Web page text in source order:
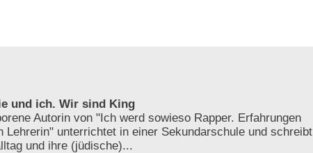
und ich. Wir sind King
Autorin von "Ich werd sowieso Rapper. Erfahrungen
Lehrerin" unterrichtet in einer Sekundarschule und schreibt
und ihre (jüdische)...